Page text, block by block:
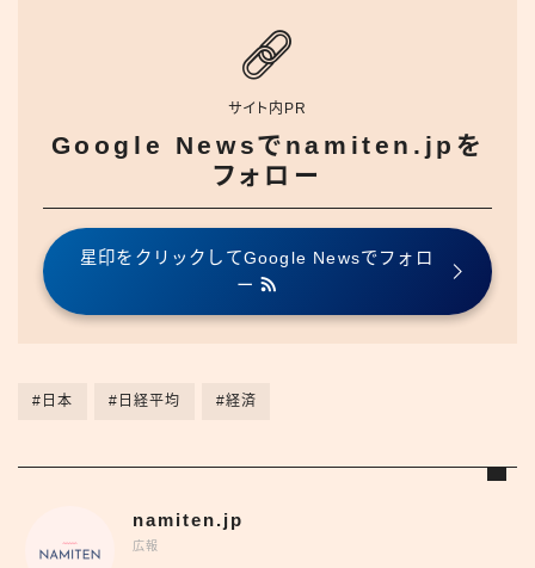
サイト内PR
Google Newsでnamiten.jpを
フォロー
星印をクリックしてGoogle Newsでフォロ
ー
#日本 #日経平均 #経済
namiten.jp
広報